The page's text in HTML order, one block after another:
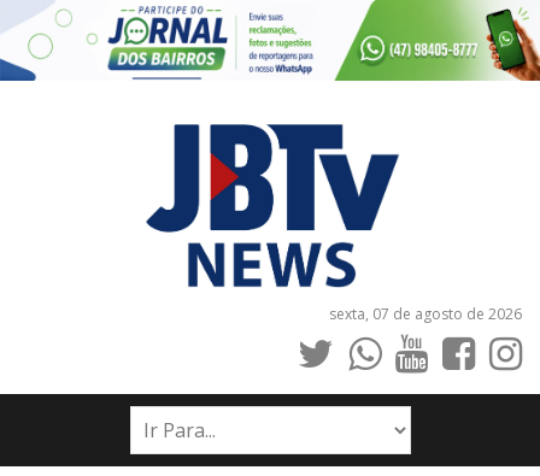
sexta, 07 de agosto de 2026
INÍCIO
NOTÍCIAS